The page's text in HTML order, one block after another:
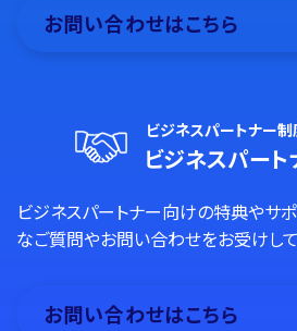
お問い合わせはこちら
ビジネスパートナー
ビジネスパー
ビジネスパートナー向けの特典やサ
なご質問やお問い合わせをお受けして
お問い合わせはこちら